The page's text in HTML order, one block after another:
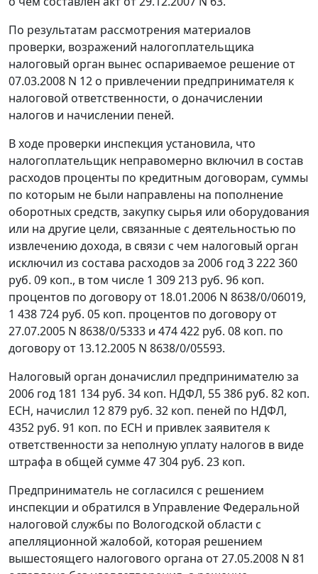
По результатам рассмотрения материалов
проверки, возражений налогоплательщика
налоговый орган вынес оспариваемое решение от
07.03.2008 N 12 о привлечении предпринимателя к
налоговой ответственности, о доначислении
налогов и начислении пеней.
В ходе проверки инспекция установила, что
налогоплательщик неправомерно включил в состав
расходов проценты по кредитным договорам, суммы
по которым не были направлены на пополнение
оборотных средств, закупку сырья или оборудования
или на другие цели, связанные с деятельностью по
извлечению дохода, в связи с чем налоговый орган
исключил из состава расходов за 2006 год 3 222 360
руб. 09 коп., в том числе 1 309 213 руб. 96 коп.
процентов по договору от 18.01.2006 N 8638/0/06019,
1 438 724 руб. 05 коп. процентов по договору от
27.07.2005 N 8638/0/5333 и 474 422 руб. 08 коп. по
договору от 13.12.2005 N 8638/0/05593.
Налоговый орган доначислил предпринимателю за
2006 год 181 134 руб. 34 коп. НДФЛ, 55 386 руб. 82 коп.
ЕСН, начислил 12 879 руб. 32 коп. пеней по НДФЛ,
4352 руб. 91 коп. по ЕСН и привлек заявителя к
ответственности за неполную уплату налогов в виде
штрафа в общей сумме 47 304 руб. 23 коп.
Предприниматель не согласился с решением
инспекции и обратился в Управление Федеральной
налоговой службы по Вологодской области с
апелляционной жалобой, которая решением
вышестоящего налогового органа от 27.05.2008 N 81